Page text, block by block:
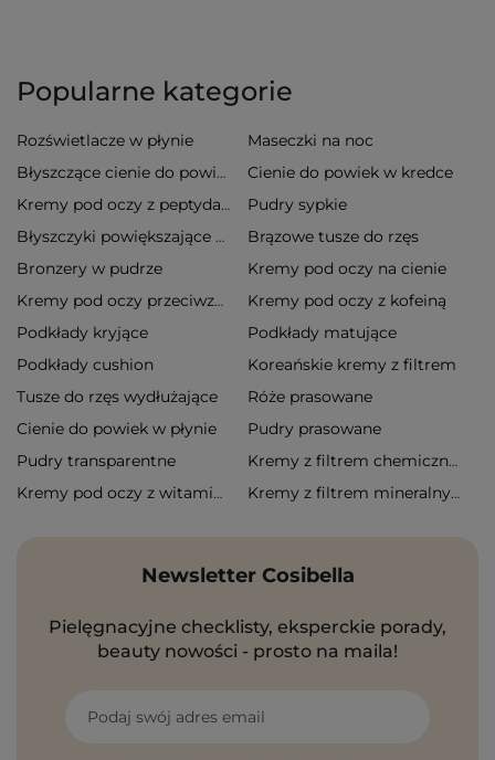
Popularne kategorie
Rozświetlacze w płynie Maseczki na noc
Błyszczące cienie do powiek Cienie do powiek w kredce
Kremy pod oczy z peptydami Pudry sypkie
Błyszczyki powiększające usta
Brązowe tusze do rzęs
Bronzery w pudrze
Kremy pod oczy na cienie
Kremy pod oczy przeciwzmarszczkowe
Kremy pod oczy z kofeiną
Podkłady kryjące
Podkłady matujące
Podkłady cushion
Koreańskie kremy z filtrem
Tusze do rzęs wydłużające
Róże prasowane
Cienie do powiek w płynie
Pudry prasowane
Pudry transparentne
Kremy z filtrem chemicznym
Kremy pod oczy z witaminą c
Kremy z filtrem mineralnym
Newsletter Cosibella
Pielęgnacyjne checklisty, eksperckie porady,
beauty nowości - prosto na maila!
Podaj swój adres email